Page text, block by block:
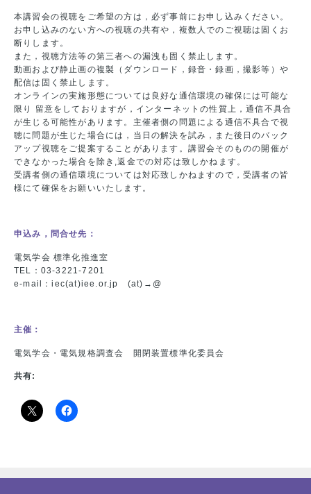
本講習会の視聴をご希望の方は，必ず事前にお申し込みください。
お申し込みのない方への視聴の共有や，複数人でのご視聴は固くお
断りします。
また，視聴方法等の第三者への漏洩も固く禁止します。
動画および静止画の複製（ダウンロード，録音・録画，撮影等）や
配信は固く禁止します。
オンラインの実施形態については良好な通信環境の確保には可能な
限り 留意をしておりますが，インターネットの性質上，通信不具合
が生じる可能性があります。主催者側の問題による通信不具合で視
聴に問題が生じた場合には，当日の解決を試み，また後日のバック
アップ視聴をご提案することがあります。講習会そのものの開催が
できなかった場合を除き,返金での対応は致しかねます。
受講者側の通信環境については対応致しかねますので，受講者の皆
様にて確保をお願いいたします。
申込み，問合せ先：
電気学会 標準化推進室
TEL：03-3221-7201
e-mail：iec(at)iee.or.jp (at)→@
主催：
電気学会・電気規格調査会 開閉装置標準化委員会
共有: